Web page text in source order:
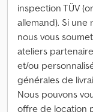
inspection TÜV
allemand). Si une
nous vous
ateliers
et/ou
générales de
Nous pouvons
offre de location